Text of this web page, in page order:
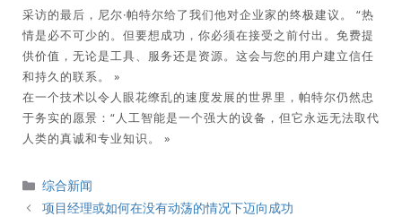
采访的最后，尼尔·帕特尔给了我们他对企业家的终极建议。 “热
情是必不可少的。但要想成功，你必须在接受之前付出。免费提
供价值，无论是工具、服务还是资源。这会与您的用户建立信任
和持久的联系。 »
在一个技术以令人眼花缭乱的速度发展的世界里，帕特尔仍然忠
于务实的愿景：“人工智能是一个强大的设备，但它永远无法取代
人类的真诚和专业知识。 »
分
類
综合新闻
项目经理或如何在没有动荡的情况下迈向成功